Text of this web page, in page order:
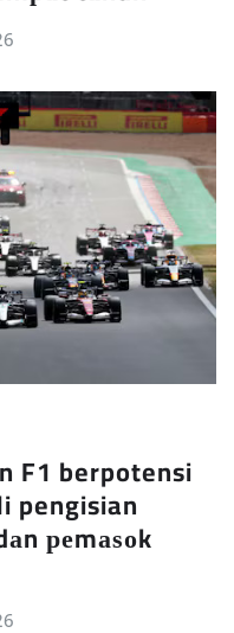
F1 berpotensi
pengisian
реmаѕоk